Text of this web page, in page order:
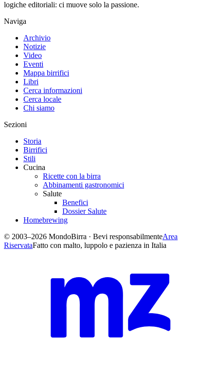
logiche editoriali: ci muove solo la passione.
Naviga
Archivio
Notizie
Video
Eventi
Mappa birrifici
Libri
Cerca informazioni
Cerca locale
Chi siamo
Sezioni
Storia
Birrifici
Stili
Cucina
Ricette con la birra
Abbinamenti gastronomici
Salute
Benefici
Dossier Salute
Homebrewing
© 2003–2026 MondoBirra · Bevi responsabilmenteArea
RiservataFatto con malto, luppolo e pazienza in Italia